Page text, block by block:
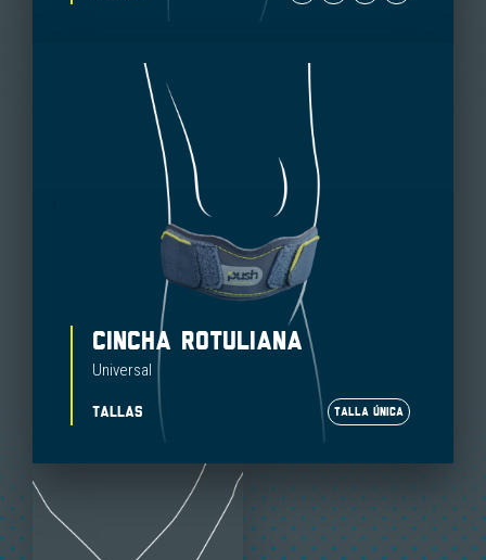
CINCHA ROTULIANA
Universal
TALLAS TALLA ÚNICA